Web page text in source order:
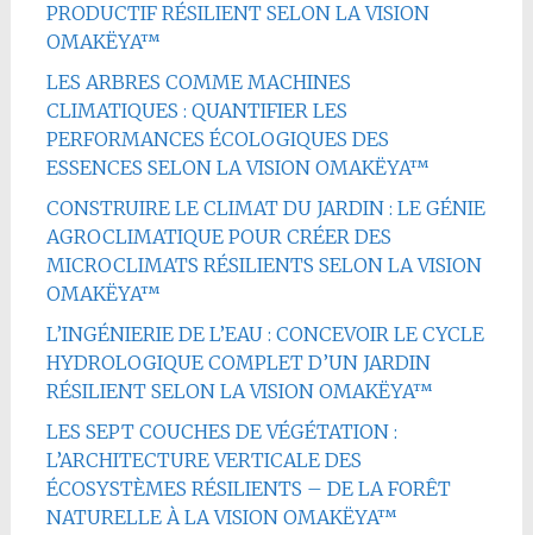
PRODUCTIF RÉSILIENT SELON LA VISION
OMAKËYA™
LES ARBRES COMME MACHINES
CLIMATIQUES : QUANTIFIER LES
PERFORMANCES ÉCOLOGIQUES DES
ESSENCES SELON LA VISION OMAKËYA™
CONSTRUIRE LE CLIMAT DU JARDIN : LE GÉNIE
AGROCLIMATIQUE POUR CRÉER DES
MICROCLIMATS RÉSILIENTS SELON LA VISION
OMAKËYA™
L’INGÉNIERIE DE L’EAU : CONCEVOIR LE CYCLE
HYDROLOGIQUE COMPLET D’UN JARDIN
RÉSILIENT SELON LA VISION OMAKËYA™
LES SEPT COUCHES DE VÉGÉTATION :
L’ARCHITECTURE VERTICALE DES
ÉCOSYSTÈMES RÉSILIENTS – DE LA FORÊT
NATURELLE À LA VISION OMAKËYA™